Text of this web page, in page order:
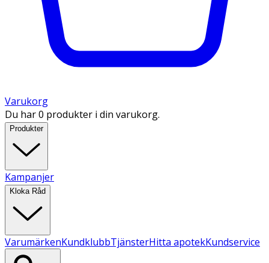
Varukorg
Du har 0 produkter i din varukorg.
Produkter
Kampanjer
Kloka Råd
VarumärkenKundklubbTjänsterHitta apotekKundservice